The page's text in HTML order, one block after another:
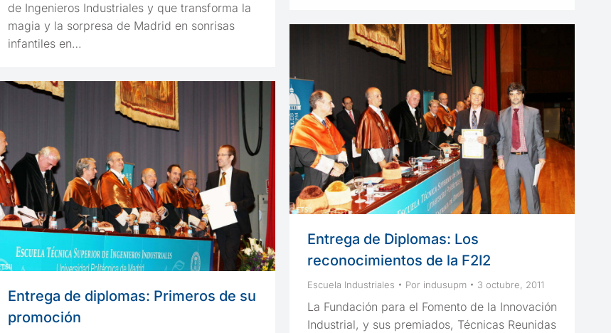
de Ingenieros Industriales y que transforma la
magia y la sorpresa de Madrid en sonrisas
infantiles en…
Entrega de Diplomas: Los
reconocimientos de la F2I2
Escuela Industriales Por indusupm 3 octubre, 2011
La Fundación para el Fomento de la Innovación
Industrial, y sus premiados, Técnicas Reunidas
Entrega de diplomas: Primeros de su
promoción